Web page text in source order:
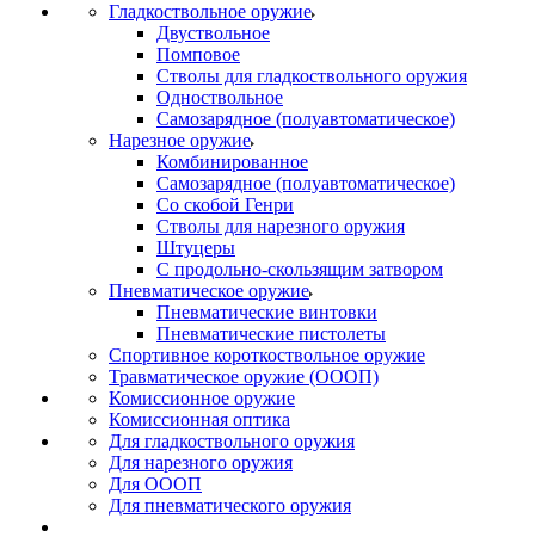
Гладкоствольное оружие
Двуствольное
Помповое
Стволы для гладкоствольного оружия
Одноствольное
Самозарядное (полуавтоматическое)
Нарезное оружие
Комбинированное
Самозарядное (полуавтоматическое)
Со скобой Генри
Стволы для нарезного оружия
Штуцеры
С продольно-скользящим затвором
Пневматическое оружие
Пневматические винтовки
Пневматические пистолеты
Спортивное короткоствольное оружие
Травматическое оружие (ОООП)
Комиссионное оружие
Комиссионная оптика
Для гладкоствольного оружия
Для нарезного оружия
Для ОООП
Для пневматического оружия